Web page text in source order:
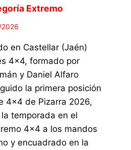
Extremo
en Castellar (Jaén)
4×4, formado por
y Daniel Alfaro
la primera posición
4×4 de Pizarra 2026,
temporada en el
4×4 a los mandos
y encuadrado en la